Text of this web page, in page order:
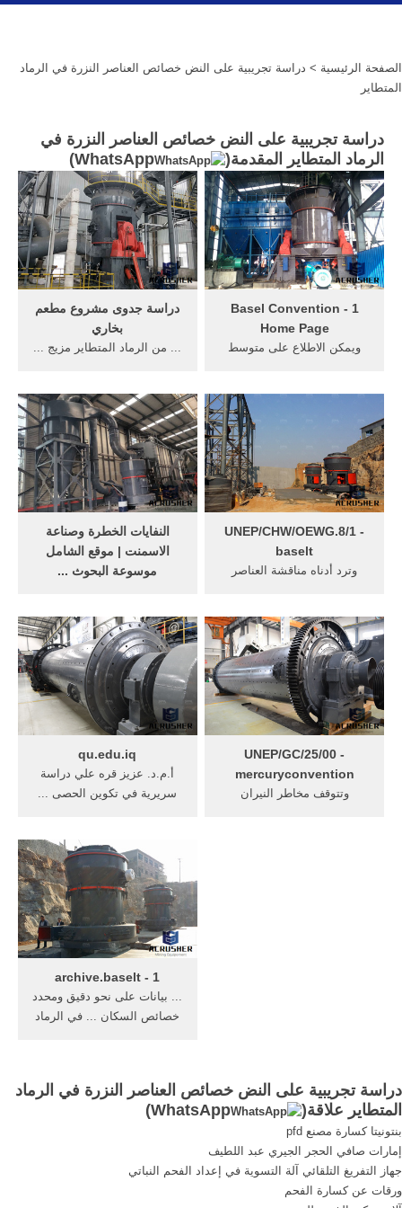
الصفحة الرئيسية > دراسة تجريبية على النض خصائص العناصر النزرة في الرماد
المتطاير
دراسة تجريبية على النض خصائص العناصر النزرة في
الرماد المتطاير المقدمة(
WhatsApp
)
دراسة جدوى مشروع مطعم
بخاري
... من الرماد المتطاير مزيج ...
1 - Basel Convention
Home Page
ويمكن الاطلاع على متوسط
النفايات الخطرة وصناعة
الاسمنت | موقع الشامل
موسوعة البحوث ...
على الأسمنت أو تطرح في ...
العناصر النزرة ...
UNEP/CHW/OEWG.8/1 -
baselt
وترد أدناه مناقشة العناصر
qu.edu.iq
أ.م.د. عزيز قره علي دراسة
سريرية في تكوين الحصى ...
UNEP/GC/25/00 -
mercuryconvention
وتتوقف مخاطر النيران
1 - archive.baselt
... بيانات على نحو دقيق ومحدد
خصائص السكان ... في الرماد
دراسة تجريبية على النض خصائص العناصر النزرة في الرماد
المتطاير علاقة(
WhatsApp
)
بنتونيتا كسارة مصنع pfd
إمارات صافي الحجر الجيري عبد اللطيف
جهاز التفريغ التلقائي آلة التسوية في إعداد الفحم النباتي
ورقات عن كسارة الفحم